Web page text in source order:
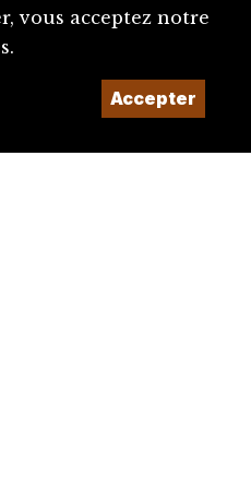
vous acceptez notre
Accepter